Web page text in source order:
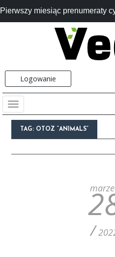
Pierwszy miesiąc prenumeraty
Logowanie
TAG: OTOZ “ANIMALS”
/